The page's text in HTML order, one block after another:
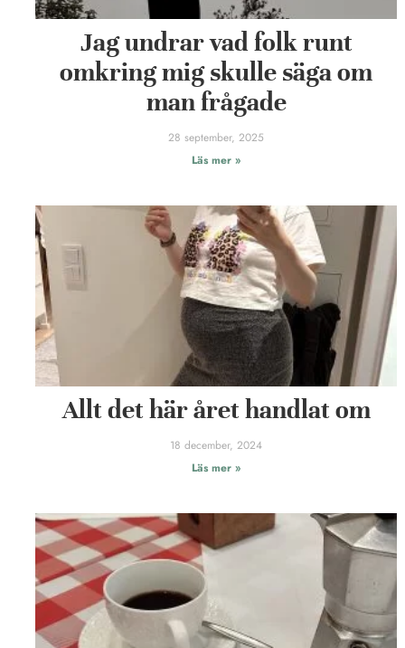
Jag undrar vad folk runt
omkring mig skulle säga om
man frågade
28 september, 2025
Läs mer »
Allt det här året handlat om
18 december, 2024
Läs mer »